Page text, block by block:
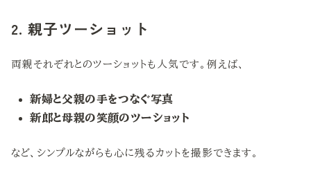
2. 親子ツーショット
両親それぞれとのツーショットも人気です。例えば、
新婦と父親の手をつなぐ写真
新郎と母親の笑顔のツーショット
など、シンプルながらも心に残るカットを撮影できます。